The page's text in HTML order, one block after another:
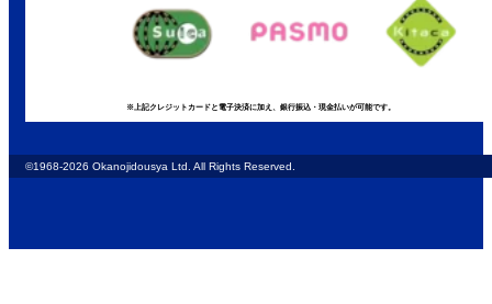
※上記クレジットカードと電子決済に加え、銀行振込・現金払いが可能です。
©1968-2026 Okanojidousya Ltd. All Rights Reserved.